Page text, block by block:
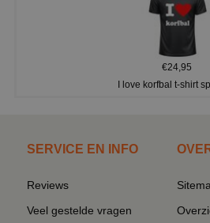
€24,95
I love korfbal t-shirt
SERVICE EN INFO
Reviews
Veel gestelde vragen